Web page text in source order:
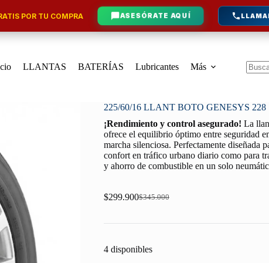
POR TU COMPRA ASESÓRATE AQUÍ
LLANTAS BATERÍAS Lubricantes
Más
225/60/16 LLANT BOTO GENESYS 228
¡Rendimiento y control asegurado! La
ofrece el equilibrio óptimo entre seguridad
marcha silenciosa. Perfectamente diseñada
confort en tráfico urbano diario como para
y ahorro de combustible en un solo
$345.000
Original
was:
$299.900Current
is:
4 disponibles